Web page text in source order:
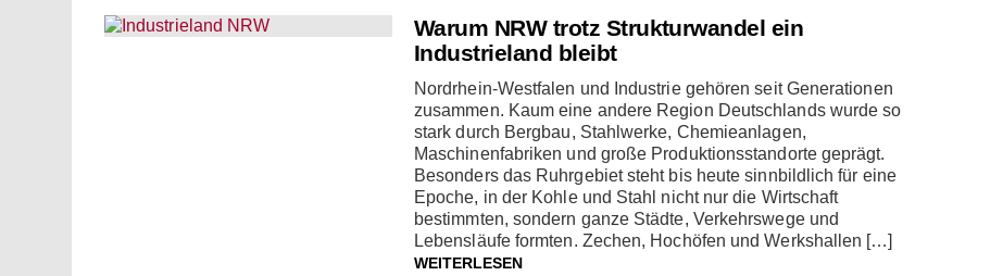
Warum NRW trotz Strukturwandel ein
Industrieland bleibt
Nordrhein-Westfalen und Industrie gehören seit Generationen
zusammen. Kaum eine andere Region Deutschlands wurde so
stark durch Bergbau, Stahlwerke, Chemieanlagen,
Maschinenfabriken und große Produktionsstandorte geprägt.
Besonders das Ruhrgebiet steht bis heute sinnbildlich für eine
Epoche, in der Kohle und Stahl nicht nur die Wirtschaft
bestimmten, sondern ganze Städte, Verkehrswege und
Lebensläufe formten. Zechen, Hochöfen und Werkshallen […]
WEITERLESEN